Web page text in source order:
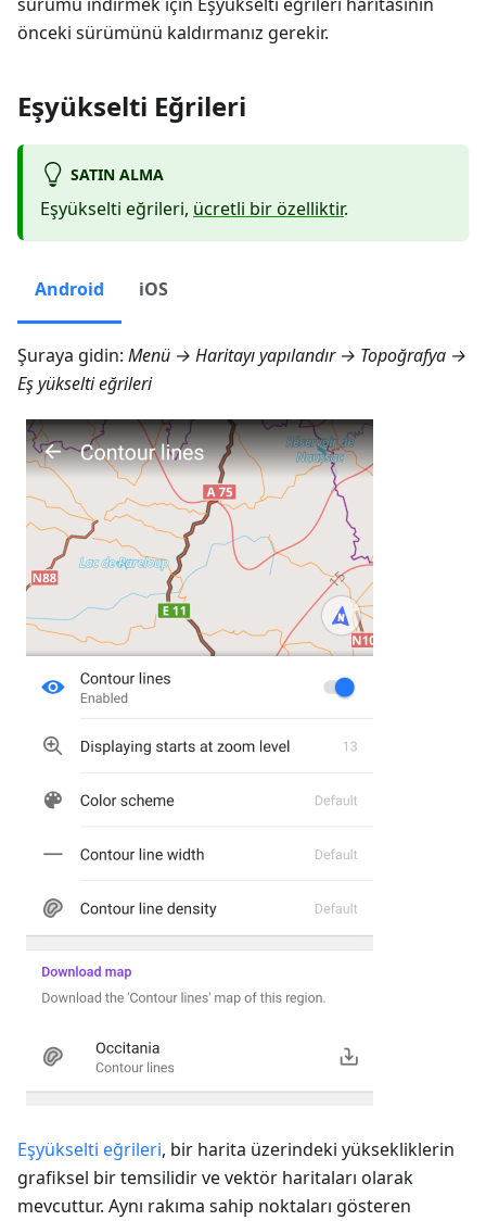
önceki sürümünü kaldırmanız gerekir.
Eşyükselti Eğrileri
SATIN ALMA
Eşyükselti eğrileri, ücretli bir özelliktir.
Android iOS
Şuraya gidin: Menü → Haritayı yapılandır → Topoğrafya →
Eş yükselti eğrileri
Eşyükselti eğrileri, bir harita üzerindeki yüksekliklerin
grafiksel bir temsilidir ve vektör haritaları olarak
mevcuttur. Aynı rakıma sahip noktaları gösteren